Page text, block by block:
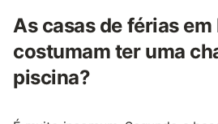
As casas de férias
costumam ter uma
piscina?